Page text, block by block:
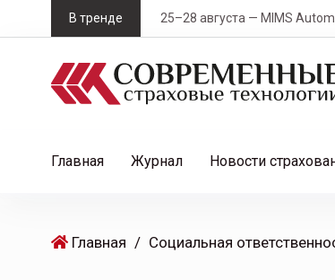
k
В тренде 25–28 августа — MIMS
Главная Журнал Новости
Главная / Социальная